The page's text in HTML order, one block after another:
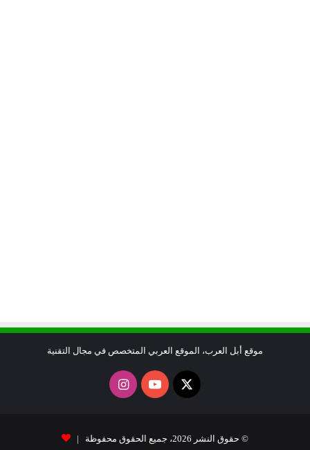
موقع أبل العرب، الموقع العربي المتخصص في مجال التقنية
X يوتيوبانستقرام
© حقوق النشر 2026، جميع الحقوق محفوظة |